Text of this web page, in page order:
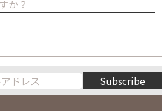
座店
水 木 金 土
日
1
2
Subscribe